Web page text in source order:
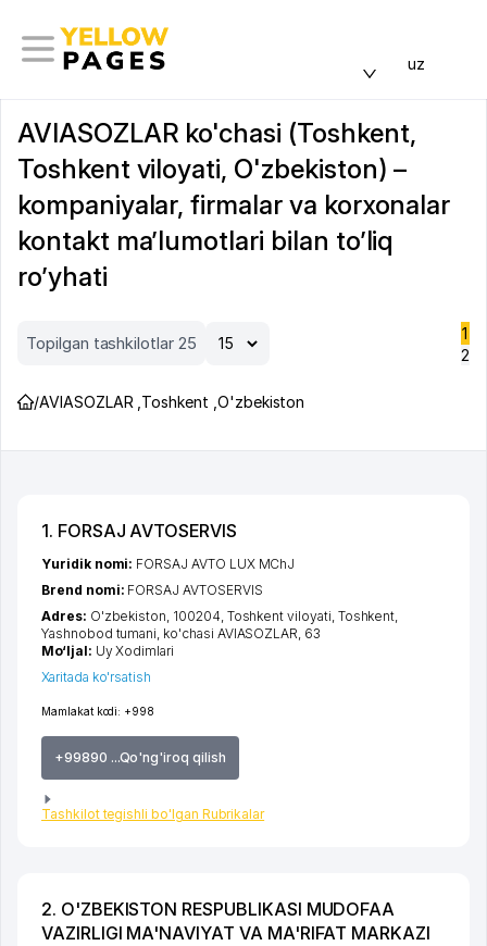
uz
AVIASOZLAR ko'chasi (Toshkent,
Toshkent viloyati, O'zbekiston) –
kompaniyalar, firmalar va korxonalar
kontakt ma’lumotlari bilan to’liq
ro’yhati
Topilgan tashkilotlar 25
1
2
/AVIASOZLAR Toshkent O'zbekiston
1. FORSAJ AVTOSERVIS
Mamlakat kodi: +998
+99890 ...Qo'ng'iroq qilish
Tashkilot tegishli bo'lgan Rubrikalar
Yuridik nomi: FORSAJ AVTO LUX MChJ
Brend nomi: FORSAJ AVTOSERVIS
Adres: O'zbekiston, 100204, Toshkent viloyati, Toshkent,
Yashnobod tumani, ko'chasi AVIASOZLAR, 63
Mo‘ljal: Uy Xodimlari
Xaritada ko'rsatish
2. O'ZBEKISTON RESPUBLIKASI MUDOFAA
VAZIRLIGI MA'NAVIYAT VA MA'RIFAT MARKAZI